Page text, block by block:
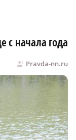
с начала года
Pravda-nn.ru